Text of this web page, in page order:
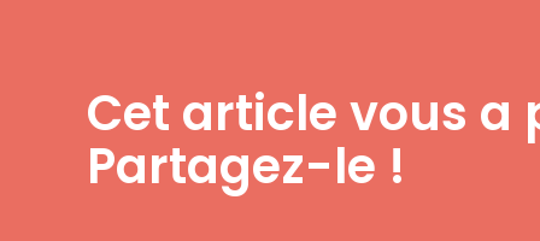
Cet article vous a
Partagez-le !